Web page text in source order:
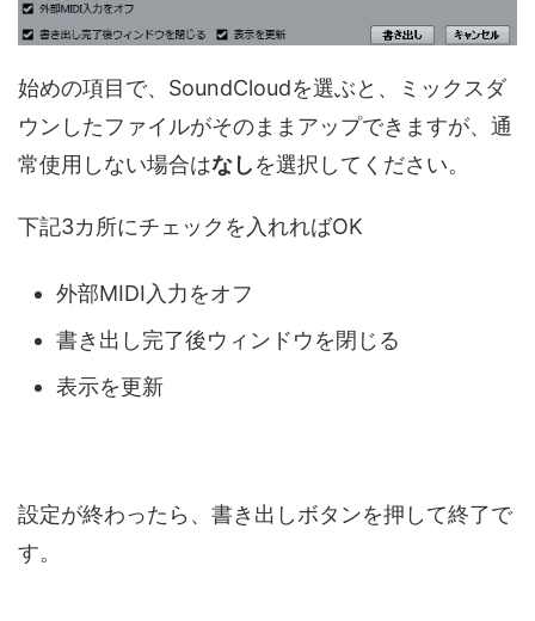
始めの項目で、SoundCloudを選ぶと、ミックスダ
ウンしたファイルがそのままアップできますが、通
常使用しない場合はなしを選択してください。
下記3カ所にチェックを入れればOK
外部MIDI入力をオフ
書き出し完了後ウィンドウを閉じる
表示を更新
設定が終わったら、書き出しボタンを押して終了で
す。